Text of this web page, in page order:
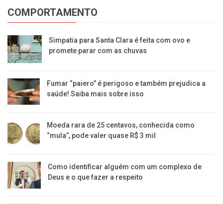
COMPORTAMENTO
Simpatia para Santa Clara é feita com ovo e
promete parar com as chuvas
Fumar “paiero” é perigoso e também prejudica a
saúde! Saiba mais sobre isso
Moeda rara de 25 centavos, conhecida como
“mula”, pode valer quase R$ 3 mil
Como identificar alguém com um complexo de
Deus e o que fazer a respeito